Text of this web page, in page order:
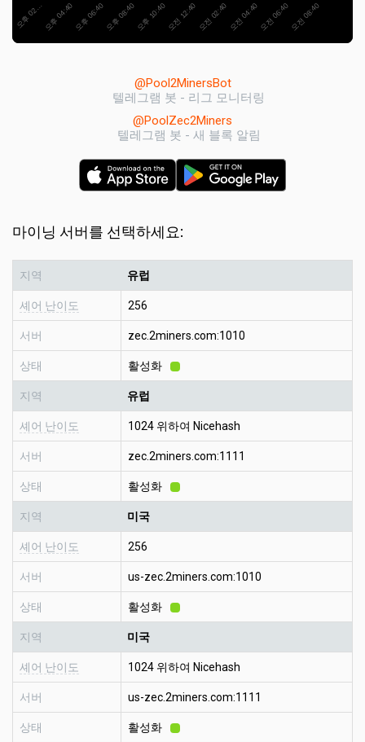
오후 02…오후 04:40오후 06:40오후 08:40오후 10:40오전 12:40오전 02:40오전 04:40오전 06:40오전 08:40
@Pool2MinersBot
텔레그램 봇 - 리그 모니터링
@PoolZec2Miners
텔레그램 봇 - 새 블록 알림
마이닝 서버를 선택하세요:
지역 유럽
셰어 난이도 256
서버 zec.2miners.com:1010
상태 활성화
지역 유럽
셰어 난이도 1024 위하여 Nicehash
서버 zec.2miners.com:1111
상태 활성화
지역 미국
셰어 난이도 256
서버 us-zec.2miners.com:1010
상태 활성화
지역 미국
셰어 난이도 1024 위하여 Nicehash
서버 us-zec.2miners.com:1111
상태 활성화